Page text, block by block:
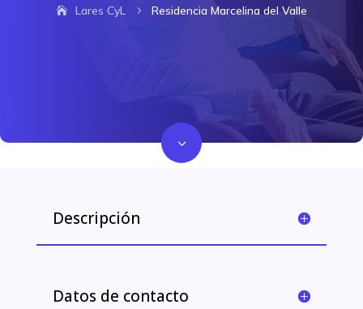
Lares CyL 5 Residencia Marcelina del Valle
3
Descripción
Datos de contacto